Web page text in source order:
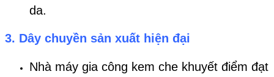
da.
3. Dây chuyền sản xuất hiện đại
Nhà máy gia công kem che khuyết điểm đạt